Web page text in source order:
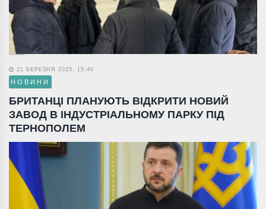
21 БЕРЕЗНЯ 2025, 15:40
НОВИНИ
БРИТАНЦІ ПЛАНУЮТЬ ВІДКРИТИ НОВИЙ
ЗАВОД В ІНДУСТРІАЛЬНОМУ ПАРКУ ПІД
ТЕРНОПОЛЕМ